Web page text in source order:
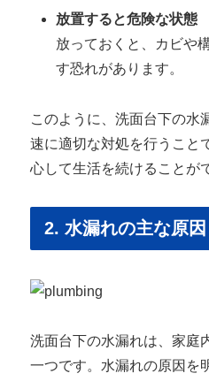
放置すると危険な状態
放っておくと、カビや
す恐れがあります。
このように、洗面台下の水
速に適切な対処を行うこと
心して生活を続けることが
2. 水漏れの主な原
洗面台下の水漏れは、家庭
一つです。水漏れの原因を